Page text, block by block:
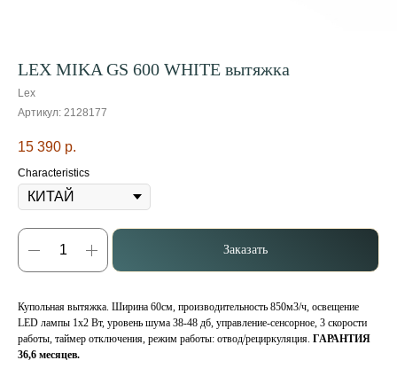
LEX MIKA GS 600 WHITE вытяжка
Lex
Артикул: 2128177
15 390 р.
Characteristics
Заказать
Купольная вытяжка. Ширина 60см, производительность 850м3/ч, освещение
LED лампы 1х2 Вт, уровень шума 38-48 дб, управление-сенсорное, 3 скорости
работы, таймер отключения, режим работы: отвод/рециркуляция. ГАРАНТИЯ
36,6 месяцев.